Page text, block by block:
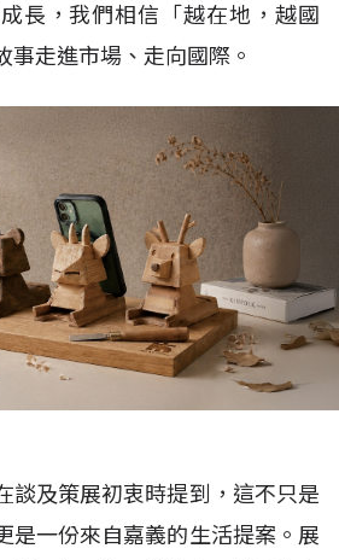
長，我們相信「越在地，越國
事走進市場、走向國際。
談及策展初衷時提到，這不只是
是一份來自嘉義的生活提案。展